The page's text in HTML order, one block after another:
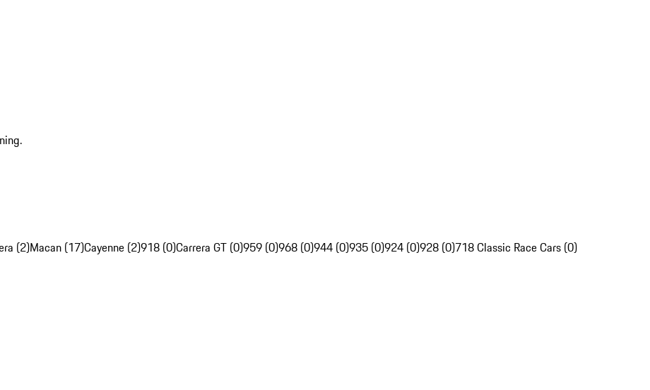
(2)Macan (17)Cayenne (2)918 (0)Carrera GT (0)959 (0)968 (0)944 (0)935 (0)924 (0)928 (0)718 Classic Race Cars (0)